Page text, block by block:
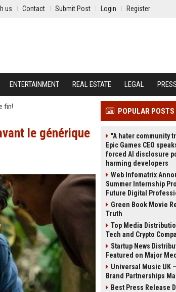
us Contact Submit Post Login Register
ENTERTAINMENT REAL ESTATE LEGAL
fin!
le générique
POPULAR POSTS
"A hater community
Epic Games CEO
forced AI disclosure
harming developers
Web Infomatrix
Summer Internship
Future Digital
Green Book Movie
Truth
Top Media
Tech and Crypto
Startup News
Featured on Major
Universal Music UK
Brand Partnerships
Best Press Release